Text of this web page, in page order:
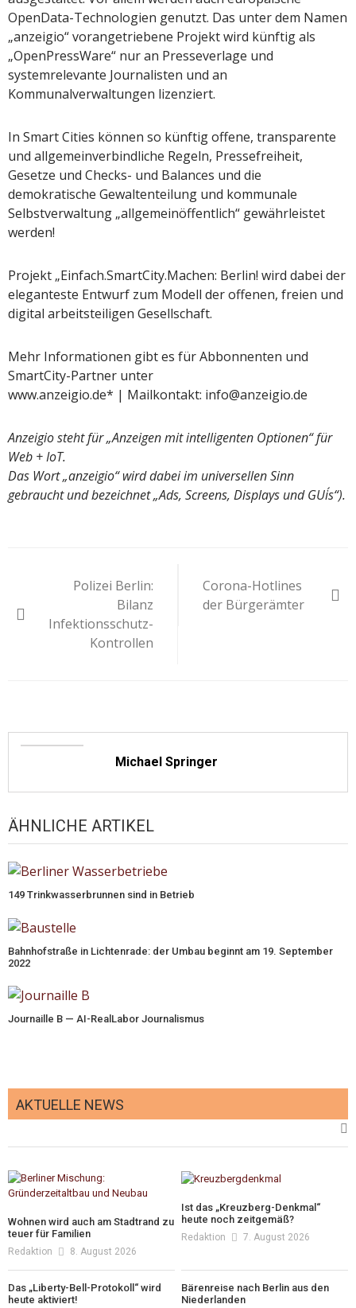
OpenData-Technologien genutzt. Das unter dem Namen
„anzeigio“ vorangetriebene Projekt wird künftig als
„OpenPressWare“ nur an Presseverlage und
systemrelevante Journalisten und an
Kommunalverwaltungen lizenziert.
In Smart Cities können so künftig offene, transparente
und allgemeinverbindliche Regeln, Pressefreiheit,
Gesetze und Checks- und Balances und die
demokratische Gewaltenteilung und kommunale
Selbstverwaltung „allgemeinöffentlich“ gewährleistet
werden!
Projekt „Einfach.SmartCity.Machen: Berlin! wird dabei der
eleganteste Entwurf zum Modell der offenen, freien und
digital arbeitsteiligen Gesellschaft.
Mehr Informationen gibt es für Abbonnenten und
SmartCity-Partner unter
www.anzeigio.de* | Mailkontakt: info@anzeigio.de
Anzeigio steht für „Anzeigen mit intelligenten Optionen“ für
Web + IoT.
Das Wort „anzeigio“ wird dabei im universellen Sinn
gebraucht und bezeichnet „Ads, Screens, Displays und GUi´s“).
Polizei Berlin:
Bilanz
Infektionsschutz-
Kontrollen
Corona-Hotlines
der Bürgerämter
Michael Springer
ÄHNLICHE ARTIKEL
149 Trinkwasserbrunnen sind in Betrieb
Bahnhofstraße in Lichtenrade: der Umbau beginnt am 19. September
2022
Journaille B — AI-RealLabor Journalismus
AKTUELLE NEWS
Wohnen wird auch am Stadtrand zu
teuer für Familien
Redaktion 8. August 2026
Ist das „Kreuzberg-Denkmal“
heute noch zeitgemäß?
Redaktion 7. August 2026
Das „Liberty-Bell-Protokoll“ wird
heute aktiviert!
Bärenreise nach Berlin aus den
Niederlanden